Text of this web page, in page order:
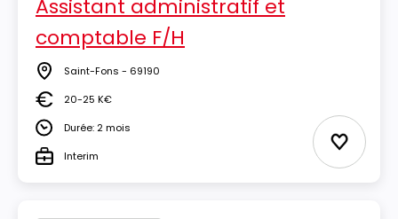
Assistant administratif et
comptable F/H
Lieu Saint-Fons - 69190
Salaire20-25 K€
DuréeDurée: 2 mois
TypeInterim Ajouter